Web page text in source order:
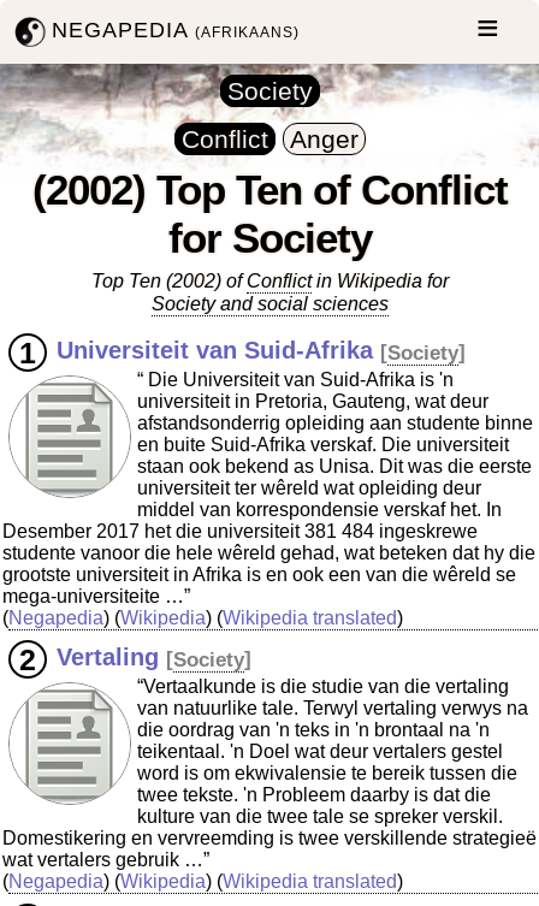
NEGAPEDIA(AFRIKAANS)
Society
Conflict
Anger
(2002) Top Ten of Conflict
for Society
Top Ten (2002) ofConflictin Wikipedia for
Society and social sciences
Universiteit van Suid-Afrika [Society]
“ Die Universiteit van Suid-Afrika is 'n
universiteit in Pretoria, Gauteng, wat deur
afstandsonderrig opleiding aan studente binne
en buite Suid-Afrika verskaf. Die universiteit
staan ook bekend as Unisa. Dit was die eerste
universiteit ter wêreld wat opleiding deur
middel van korrespondensie verskaf het. In
Desember 2017 het die universiteit 381 484 ingeskrewe
studente vanoor die hele wêreld gehad, wat beteken dat hy die
grootste universiteit in Afrika is en ook een van die wêreld se
mega-universiteite …”
(Negapedia) (Wikipedia) (Wikipedia translated)
Vertaling [Society]
“Vertaalkunde is die studie van die vertaling
van natuurlike tale. Terwyl vertaling verwys na
die oordrag van 'n teks in 'n brontaal na 'n
teikentaal. 'n Doel wat deur vertalers gestel
word is om ekwivalensie te bereik tussen die
twee tekste. 'n Probleem daarby is dat die
kulture van die twee tale se spreker verskil.
Domestikering en vervreemding is twee verskillende strategieë
wat vertalers gebruik …”
(Negapedia) (Wikipedia) (Wikipedia translated)